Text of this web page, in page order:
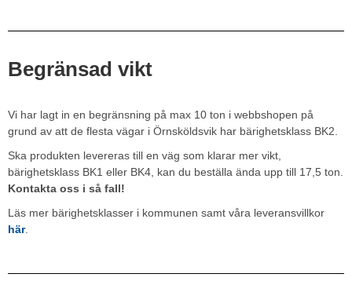
Begränsad vikt
Vi har lagt in en begränsning på max 10 ton i webbshopen på
grund av att de flesta vägar i Örnsköldsvik har bärighetsklass BK2.
Ska produkten levereras till en väg som klarar mer vikt,
bärighetsklass BK1 eller BK4, kan du beställa ända upp till 17,5 ton.
Kontakta oss i så fall!
Läs mer bärighetsklasser i kommunen samt våra leveransvillkor
här.